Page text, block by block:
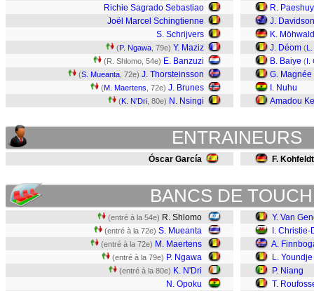
Richie Sagrado Sebastiao
Joël Marcel Schingtienne
S. Schrijvers
(P. Ngawa , 79e) Y. Maziz
(R. Shlomo, 54e) E. Banzuzi
(S. Mueanta , 72e) J. Thorsteinsson
(M. Maertens , 72e) J. Brunes
(K. N'Dri , 80e) N. Nsingi
R.
J. Davidson
K. Möhwald
J. Déom (
B. Baiye (I.
G. Magnée
I. Nuhu
Amadou
ENTRAINEURS
Óscar García F. Kohfeldt
BANCS DE
(entré à la 54e) R. Shlomo
(entré à la 72e) S. Mueanta
(entré à la 72e) M. Maertens
(entré à la 79e) P. Ngawa
(entré à la 80e) K. N'Dri
N. Opoku
Y. Van
I. Christie-
A.
L. Youndje
P. Niang
T.